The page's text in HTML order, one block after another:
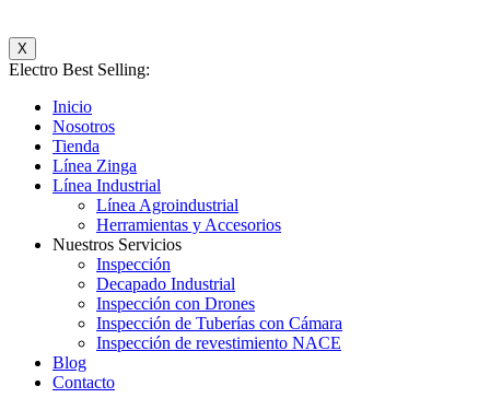
X
Electro Best Selling:
Inicio
Nosotros
Tienda
Línea Zinga
Línea Industrial
Línea Agroindustrial
Herramientas y Accesorios
Nuestros Servicios
Inspección
Decapado Industrial
Inspección con Drones
Inspección de Tuberías con Cámara
Inspección de revestimiento NACE
Blog
Contacto